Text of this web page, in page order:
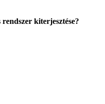
kiterjesztése?